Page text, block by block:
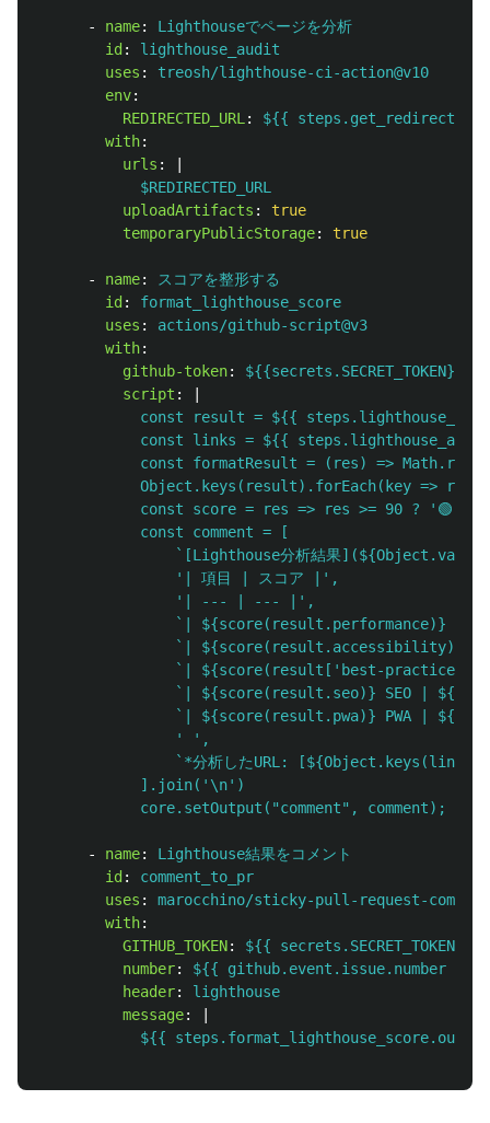
- name:
Lighthouseでページを分析
id :
lighthouse_audit
uses :
treosh/lighthouse-ci-action@v10
env:
REDIRECTED_URL :
${{
with:
urls :
$REDIRECTED_URL
uploadArtifacts :
true
temporaryPublicStorage: true
- name:
スコアを整形する
id :
format_lighthouse_score
uses :
actions/github-script@v3
with:
github-token:
${{secrets.SECRET_TOKEN}}
script :
const result = ${{
const links = ${{
const formatResult = (res) =>
Object.keys(result).forEach(key =>
const score = res => res >= 90 ? '🟢'
const comment = [
`[Lighthouse分析結果
'| 項目 | スコア |',
'| --- | --- |',
`| ${score(result.performance)} パ
`| ${score(result.accessibility)} ア
`| ${score(result['best-
`| ${score(result.seo)} SEO |
`| ${score(result.pwa)} PWA |
' ',
`*分析したURL:
].join('\n')
core.setOutput("comment", comment);
- name:
Lighthouse結果をコメント
id :
comment_to_pr
uses :
marocchino/sticky-pull-request-
with:
GITHUB_TOKEN:
${{ secrets.SECRET_TOKEN }}
number:
${{ github.event.issue.number }}
header:
lighthouse
message:
${{